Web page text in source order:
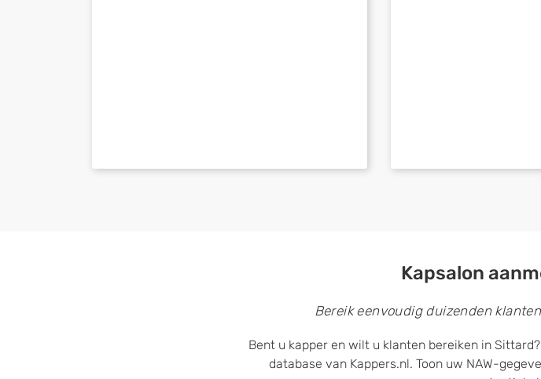
Kapsalon
Bereik eenvoudig duizenden
Bent u kapper en wilt u klanten bereiken in
database van Kappers.nl. Toon uw NAW-